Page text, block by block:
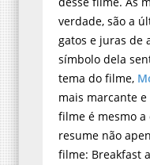
verdade, são a
gatos e juras de
símbolo dela
tema do filme,
mais marcante
filme é mesmo
resume não
filme: Breakfast